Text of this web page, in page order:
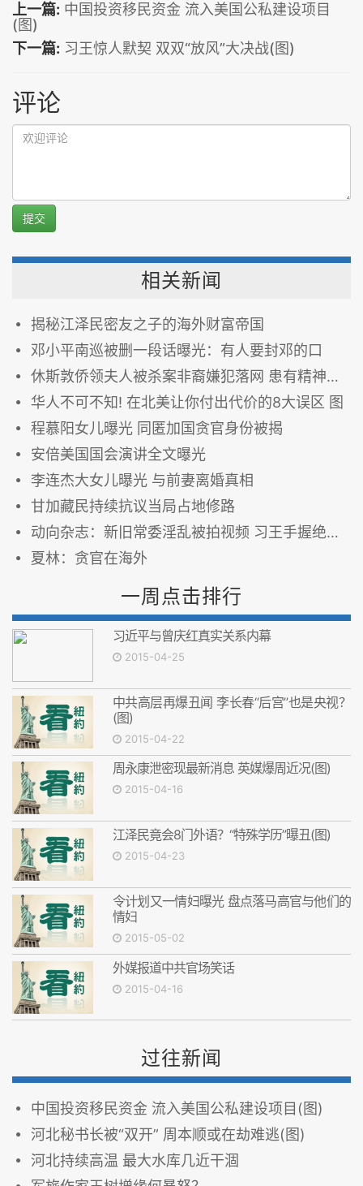
上一篇: 中国投资移民资金 流入美国公私建设项目
(图)
下一篇: 习王惊人默契 双双“放风”大决战(图)
评论
提交
相关新闻
揭秘江泽民密友之子的海外财富帝国
邓小平南巡被删一段话曝光：有人要封邓的口
休斯敦侨领夫人被杀案非裔嫌犯落网 患有精神疾病前科累累
华人不可不知! 在北美让你付出代价的8大误区 图
程慕阳女儿曝光 同匿加国贪官身份被揭
安倍美国国会演讲全文曝光
李连杰大女儿曝光 与前妻离婚真相
甘加藏民持续抗议当局占地修路
动向杂志：新旧常委淫乱被拍视频 习王手握绝密步步爆料
夏林：贪官在海外
一周点击排行
习近平与曾庆红真实关系内幕
2015-04-25
中共高层再爆丑闻 李长春“后宫”也是央视？
(图)
2015-04-22
周永康泄密现最新消息 英媒爆周近况(图)
2015-04-16
江泽民竟会8门外语？“特殊学历”曝丑(图)
2015-04-23
令计划又一情妇曝光 盘点落马高官与他们的
情妇
2015-05-02
外媒报道中共官场笑话
2015-04-16
过往新闻
中国投资移民资金 流入美国公私建设项目(图)
河北秘书长被“双开” 周本顺或在劫难逃(图)
河北持续高温 最大水库几近干涸